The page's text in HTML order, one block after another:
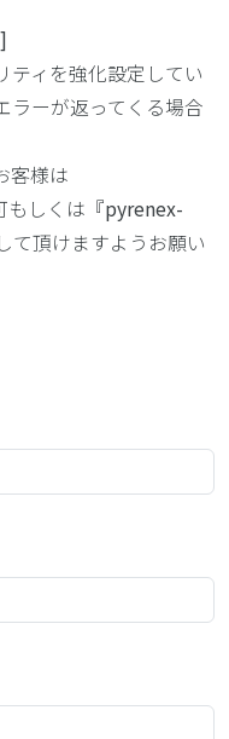
ティを強化設定してい
ラーが返ってくる場合
客様は
もしくは『pyrenex-
て頂けますようお願い